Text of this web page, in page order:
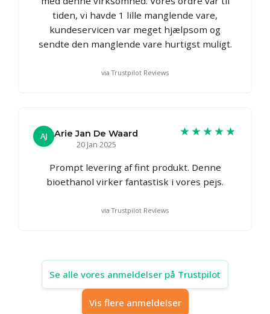
tiden, vi havde 1 lille manglende vare,
kundeservicen var meget hjælpsom og
sendte den manglende vare hurtigst muligt.
via Trustpilot Reviews
AJ
Arie Jan De Waard
20 Jan 2025
★★★★★
Prompt levering af fint produkt. Denne
bioethanol virker fantastisk i vores pejs.
via Trustpilot Reviews
Se alle vores anmeldelser på Trustpilot
Vis flere anmeldelser